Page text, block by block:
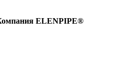
ELENPIPE®